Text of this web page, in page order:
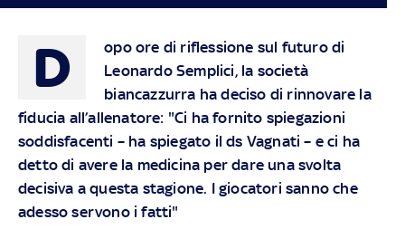
D
opo ore di riflessione sul futuro di
Leonardo Semplici, la società
biancazzurra ha deciso di rinnovare la
fiducia all’allenatore: "Ci ha fornito spiegazioni
soddisfacenti – ha spiegato il ds Vagnati – e ci ha
detto di avere la medicina per dare una svolta
decisiva a questa stagione. I giocatori sanno che
adesso servono i fatti"